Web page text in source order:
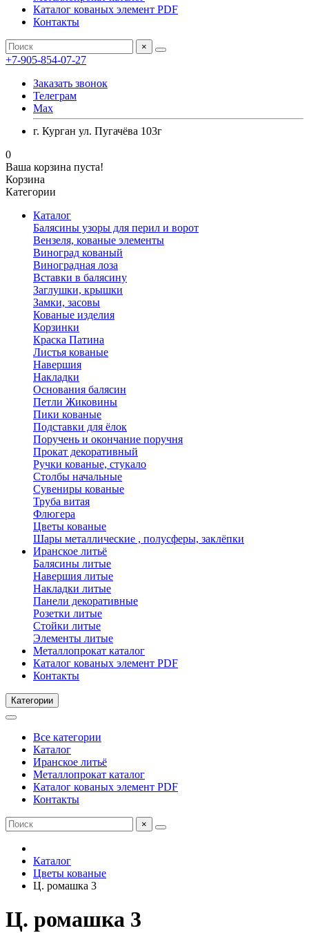
Каталог кованых элемент PDF
Контакты
×
+7-905-854-07-27
Заказать звонок
Телеграм
Max
г. Курган ул. Пугачёва 103г
0
Ваша корзина пуста!
Корзина
Категории
Каталог
Балясины узоры для перил и ворот
Вензеля, кованые элементы
Виноград кованый
Виноградная лоза
Вставки в балясину
Заглушки, крышки
Замки, засовы
Кованые изделия
Корзинки
Краска Патина
Листья кованые
Навершия
Накладки
Основания балясин
Петли Жиковины
Пики кованые
Подставки для ёлок
Поручень и окончание поручня
Прокат декоративный
Ручки кованые, стукало
Столбы начальные
Сувениры кованые
Труба витая
Флюгера
Цветы кованые
Шары металлические , полусферы, заклёпки
Иранское литьё
Балясины литые
Навершия литые
Накладки литые
Панели декоративные
Розетки литые
Стойки литые
Элементы литые
Металлопрокат каталог
Каталог кованых элемент PDF
Контакты
Категории
Все категории
Каталог
Иранское литьё
Металлопрокат каталог
Каталог кованых элемент PDF
Контакты
×
Каталог
Цветы кованые
Ц. ромашка 3
Ц. ромашка 3